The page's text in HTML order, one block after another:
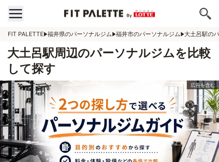
FIT PALETTE 福井県のパーソナルジム 福井市のパーソナルジム 大土呂駅の
大土呂駅周辺のパーソナルジムを比較
して探す